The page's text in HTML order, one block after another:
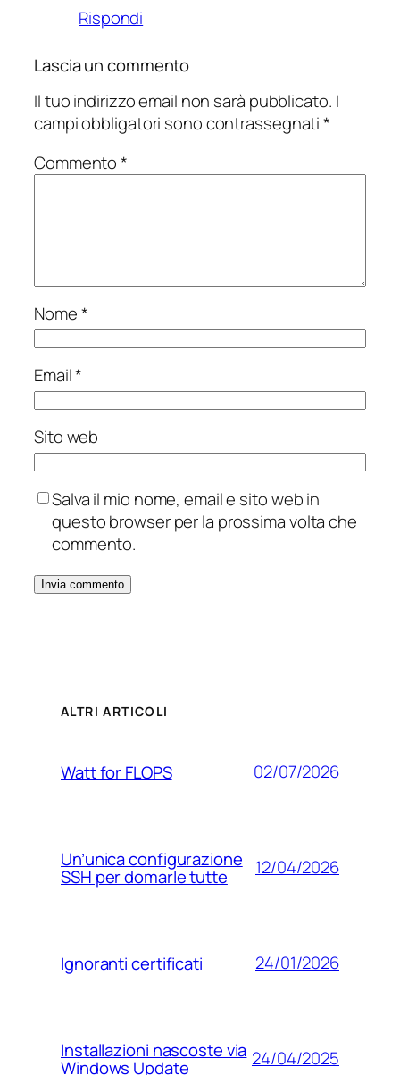
Rispondi
Lascia un commento
Il tuo indirizzo email non sarà pubblicato. I
campi obbligatori sono contrassegnati*
Commento*
Nome*
Email*
Sito web
Salva il mio nome, email e sito web in
questo browser per la prossima volta che
commento.
ALTRI ARTICOLI
Watt for FLOPS 02/07/2026
Un’unica configurazione
SSH per domarle tutte 12/04/2026
Ignoranti certificati 24/01/2026
Installazioni nascoste via
Windows Update 24/04/2025